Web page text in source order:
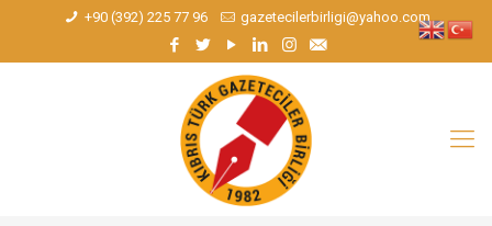
+90 (392) 225 77 96 gazetecilerbirligi@yahoo.com